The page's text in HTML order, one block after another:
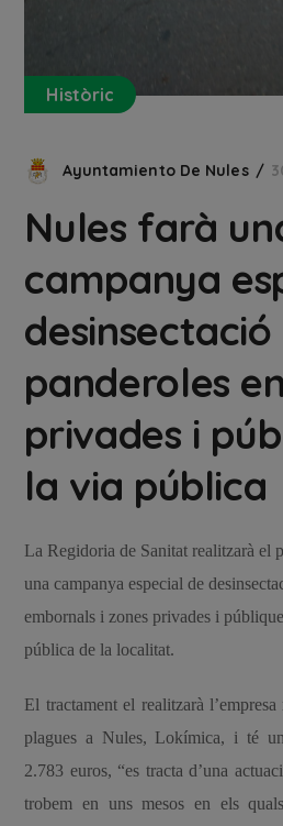
Històric
Ayuntamiento De Nules
Nules farà
campanya
panderoles
privades i
la via pública
La Regidoria de Sanitat realitzarà el
una campanya especial de
embornals i zones privades i
pública de la localitat.
El tractament el realitzarà
plagues a Nules, Lokímica, i té
2.783 euros, “es tracta d’una
trobem en uns mesos en els